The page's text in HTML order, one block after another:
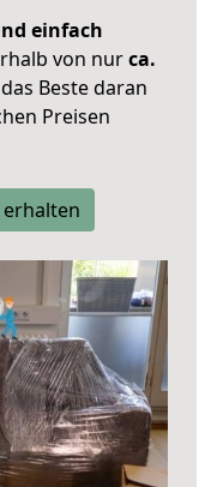
einfach
von nurca.
Beste daran
Preisen